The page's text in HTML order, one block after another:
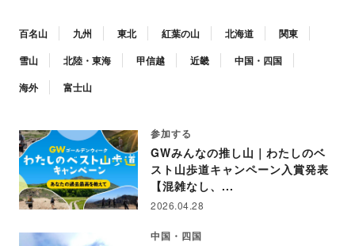
百名山 九州 東北 紅葉の山 北海道
関東
雪山
北陸・東海 甲信越 近畿
中国・四国
海外
富士山
参加する
GWみんなの推し山｜わたしのベ
スト山歩道キャンペーン入賞発表
【混雑なし、...
2026.04.28
中国・四国